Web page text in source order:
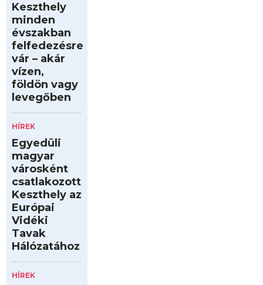
Keszthely
minden
évszakban
felfedezésre
vár – akár
vízen,
földön vagy
levegőben
HÍREK
Egyedüli
magyar
városként
csatlakozott
Keszthely az
Európai
Vidéki
Tavak
Hálózatához
HÍREK